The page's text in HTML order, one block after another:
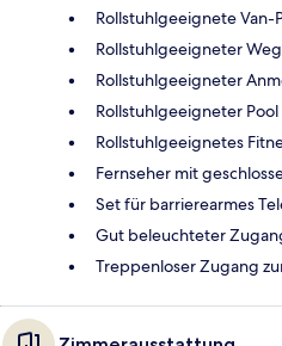
Rollstuhlgeeignete Van-
Rollstuhlgeeigneter
Rollstuhlgeeigneter
Rollstuhlgeeigneter Pool
Rollstuhlgeeignetes
Fernseher mit
Set für barrierearmes
Gut beleuchteter
Treppenloser Zugang